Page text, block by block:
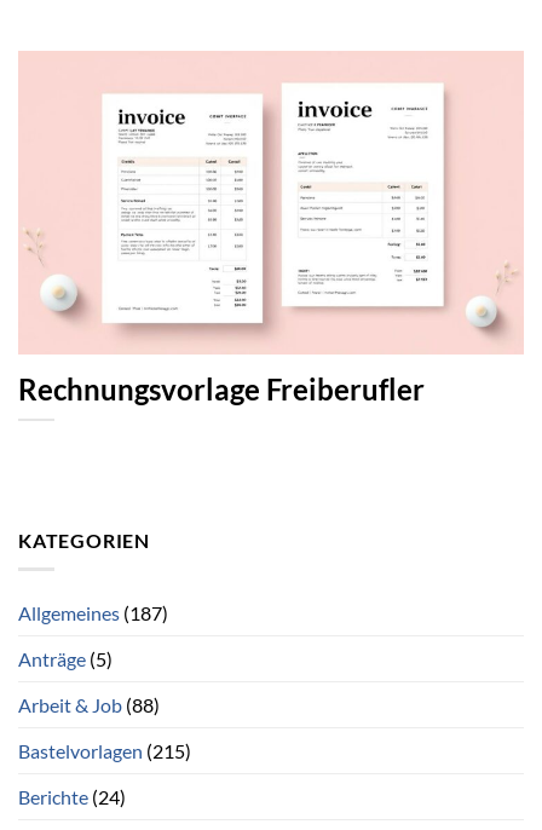
Rechnungsvorlage Freiberufler
KATEGORIEN
Allgemeines (187)
Anträge (5)
Arbeit & Job (88)
Bastelvorlagen (215)
Berichte (24)